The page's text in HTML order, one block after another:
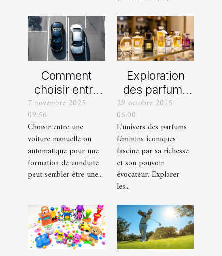
Comment
choisir entre
une voiture
manuelle ou
automatique
pour votre
formation de
conduite ?
7 novembre 2025
09:56
Choisir entre une
voiture manuelle ou
automatique pour une
formation de conduite
peut sembler être une...
Exploration
des parfums
féminins
iconiques et
leurs
variations
29 octobre 2025
06:00
L’univers des parfums
féminins iconiques
fascine par sa richesse
et son pouvoir
évocateur. Explorer
les...